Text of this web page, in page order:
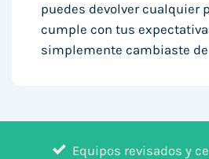
puedes devolver cualquier
cumple con tus
simplemente cambiaste
Equipos revisados y